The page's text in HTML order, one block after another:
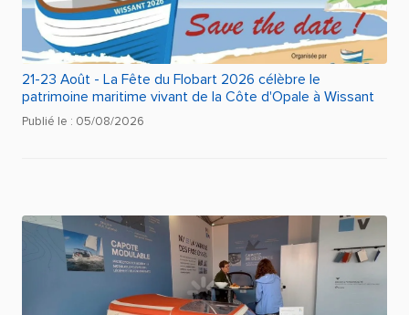
21-23 Août - La Fête du Flobart 2026 célèbre le
patrimoine maritime vivant de la Côte d'Opale à Wissant
Publié le : 05/08/2026